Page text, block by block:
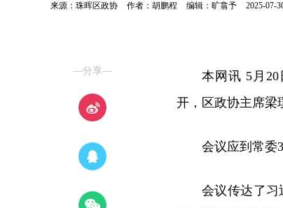
来源：珠晖区政协 作者：胡鹏程 编辑：旷翕予 2025-07-
—分享—
本网讯 5月
开，区政协主席梁
会议应到常委
会议传达了习